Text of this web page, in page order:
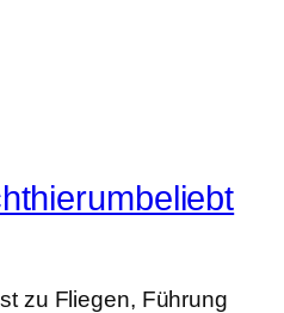
zu Fliegen, Führung